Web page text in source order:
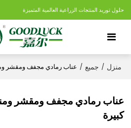
حلول توريد المنتجات الزراعية العالمية المتميزة
منزل / جميع / عناب رمادي مجفف ومقشر
عناب رمادي مجفف ومقشر
كبيرة